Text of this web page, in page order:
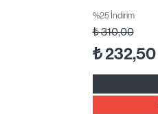
%25 İndirim
₺310,00
₺232,50